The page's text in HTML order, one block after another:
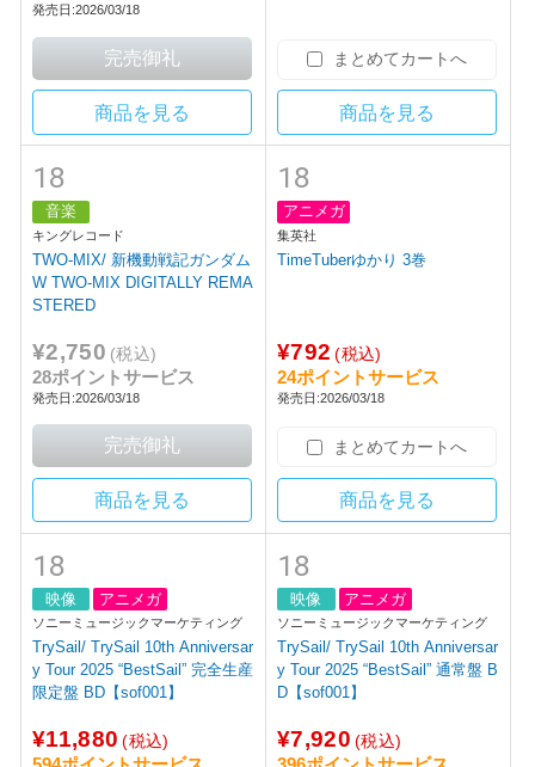
発売日:2026/03/18
商品を見る
まとめてカートへ
商品を見る
18
音楽
TWO-MIX/ 新機動戦記ガンダム
W TWO-MIX DIGITALLY REMA
STERED
¥2,750(税込)
28ポイントサービス
発売日:2026/03/18
商品を見る
18
アニメガ
集英社
TimeTuberゆかり 3巻
¥792 (税込)
24ポイントサービス
発売日:2026/03/18
まとめてカートへ
商品を見る
18 18